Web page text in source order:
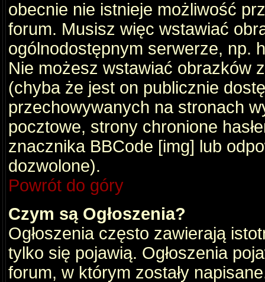
obecnie nie istnieje możliwość
forum. Musisz więc wstawiać
ogólnodostępnym serwerze, np.
Nie możesz wstawiać obrazków
(chyba że jest on publicznie
przechowywanych na stronach
pocztowe, strony chronione
znacznika BBCode [img] lub
dozwolone).
Powrót do góry
Czym są Ogłoszenia?
Ogłoszenia często zawierają
tylko się pojawią. Ogłoszenia
forum, w którym zostały